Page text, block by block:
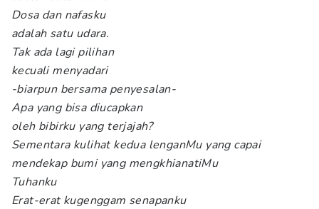
Dosa dan nafasku
adalah satu udara.
Tak ada lagi pilihan
kecuali menyadari
-biarpun bersama penyesalan-
Apa yang bisa diucapkan
oleh bibirku yang terjajah?
Sementara kulihat kedua lenganMu yang capai
mendekap bumi yang mengkhianatiMu
Tuhanku
Erat-erat kugenggam senapanku